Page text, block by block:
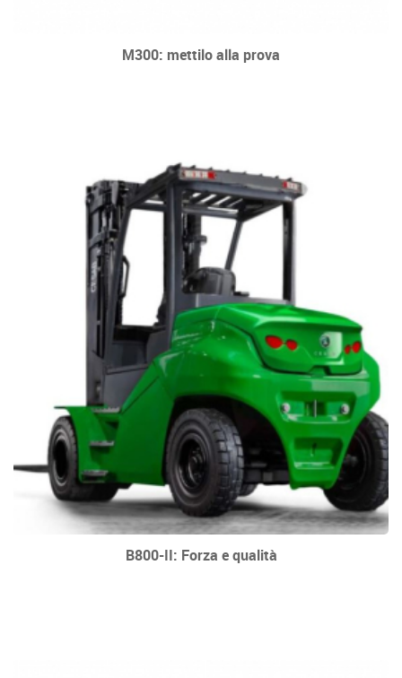
M300: mettilo alla prova
B800-II: Forza e qualità